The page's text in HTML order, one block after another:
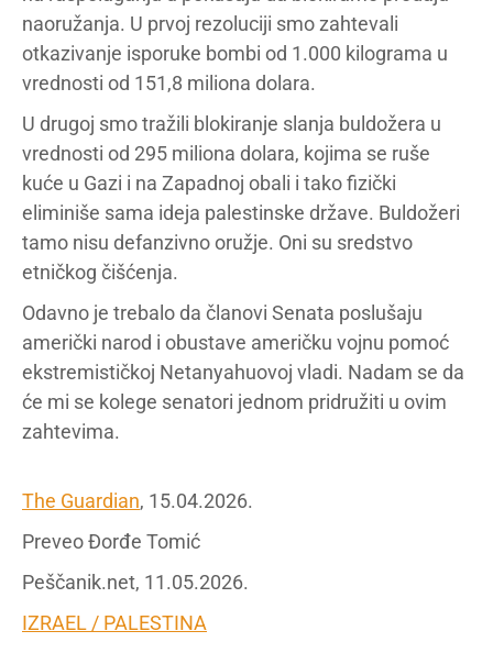
naoružanja. U prvoj rezoluciji smo zahtevali
otkazivanje isporuke bombi od 1.000 kilograma u
vrednosti od 151,8 miliona dolara.
U drugoj smo tražili blokiranje slanja buldožera u
vrednosti od 295 miliona dolara, kojima se ruše
kuće u Gazi i na Zapadnoj obali i tako fizički
eliminiše sama ideja palestinske države. Buldožeri
tamo nisu defanzivno oružje. Oni su sredstvo
etničkog čišćenja.
Odavno je trebalo da članovi Senata poslušaju
američki narod i obustave američku vojnu pomoć
ekstremističkoj Netanyahuovoj vladi. Nadam se da
će mi se kolege senatori jednom pridružiti u ovim
zahtevima.
The Guardian, 15.04.2026.
Preveo Đorđe Tomić
Peščanik.net, 11.05.2026.
IZRAEL / PALESTINA